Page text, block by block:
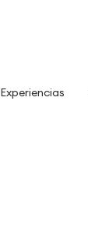
Experiencias